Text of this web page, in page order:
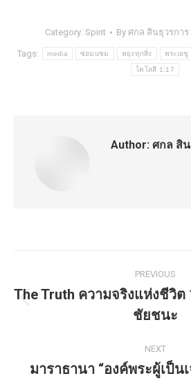
Category: Spirit By ศกล สินธุวรการ
Tags: media ซ่อมแซม พยุงทุกสิ่ง พระเยซู
โคโลสี 1:17
Author: ศกล สิ
navigation
PREVIOUS
post:
The Truth ความจริงแห่งชีวิ
ชัยชนะ
NEXT
Next
มาราธานา “องค์พระผู้เป็น